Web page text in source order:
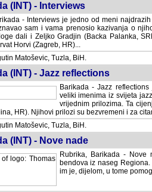
(INT) - Interviews
- Interviews je jedno od meni
sam i vama prenosio kazivanja o
dali i Zeljko Gradjin (Backa Palanka,
Horvi (Zagreb, HR)...
Matoševic, Tuzla, BiH.
(INT) - Jazz reflections
Barikada - Jazz reflections
imenima iz svijeta jazz
vrijednim prilozima. Ta
HR). Njihovi prilozi su bezvremeni i za
Matoševic, Tuzla, BiH.
(INT) - Nove nade
Rubrika, Barikada -
bendova iz naseg Regiona.
je, dijelom, u tome pomoglo